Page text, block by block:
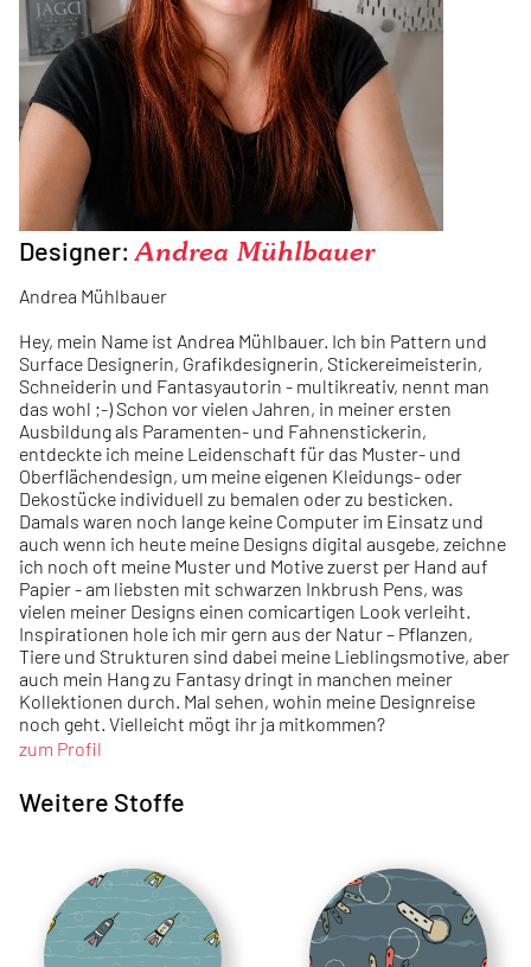
Designer: Andrea Mühlbauer
Andrea Mühlbauer
Hey, mein Name ist Andrea Mühlbauer. Ich bin Pattern und
Surface Designerin, Grafikdesignerin, Stickereimeisterin,
Schneiderin und Fantasyautorin - multikreativ, nennt man
das wohl ;-) Schon vor vielen Jahren, in meiner ersten
Ausbildung als Paramenten- und Fahnenstickerin,
entdeckte ich meine Leidenschaft für das Muster- und
Oberflächendesign, um meine eigenen Kleidungs- oder
Dekostücke individuell zu bemalen oder zu besticken.
Damals waren noch lange keine Computer im Einsatz und
auch wenn ich heute meine Designs digital ausgebe, zeichne
ich noch oft meine Muster und Motive zuerst per Hand auf
Papier - am liebsten mit schwarzen Inkbrush Pens, was
vielen meiner Designs einen comicartigen Look verleiht.
Inspirationen hole ich mir gern aus der Natur – Pflanzen,
Tiere und Strukturen sind dabei meine Lieblingsmotive, aber
auch mein Hang zu Fantasy dringt in manchen meiner
Kollektionen durch. Mal sehen, wohin meine Designreise
noch geht. Vielleicht mögt ihr ja mitkommen?
zum Profil
Weitere Stoffe